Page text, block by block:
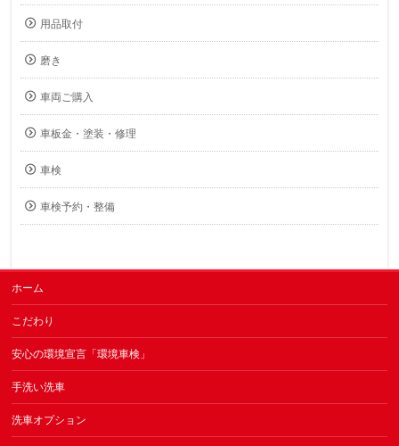
用品取付
磨き
車両ご購入
車板金・塗装・修理
車検
車検予約・整備
ホーム
こだわり
安心の環境宣言「環境車検」
手洗い洗車
洗車オプション